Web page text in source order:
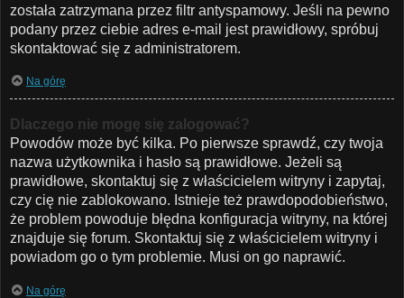
została zatrzymana przez filtr antyspamowy. Jeśli na pewno
podany przez ciebie adres e-mail jest prawidłowy, spróbuj
skontaktować się z administratorem.
Na górę
Dlaczego nie mogę się zalogować?
Powodów może być kilka. Po pierwsze sprawdź, czy twoja
nazwa użytkownika i hasło są prawidłowe. Jeżeli są
prawidłowe, skontaktuj się z właścicielem witryny i zapytaj,
czy cię nie zablokowano. Istnieje też prawdopodobieństwo,
że problem powoduje błędna konfiguracja witryny, na której
znajduje się forum. Skontaktuj się z właścicielem witryny i
powiadom go o tym problemie. Musi on go naprawić.
Na górę